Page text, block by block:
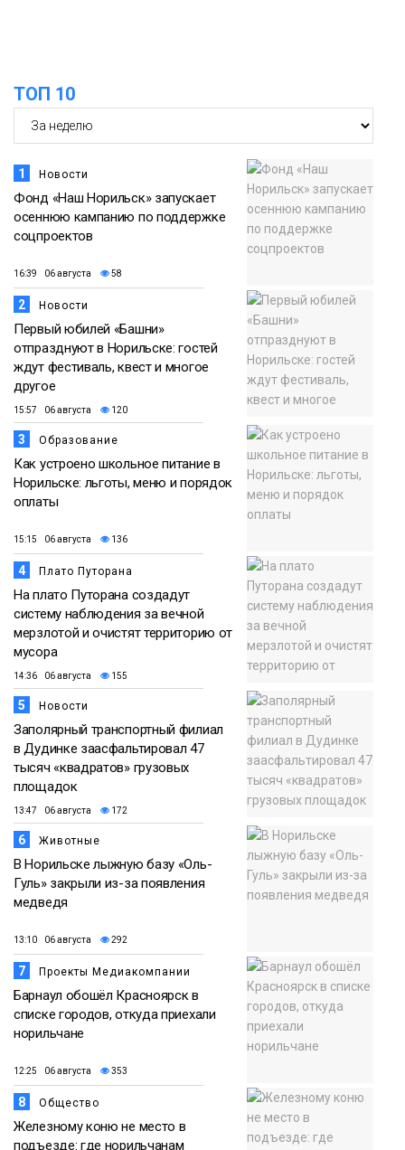
ТОП 10
1 Новости
Фонд «Наш Норильск» запускает
осеннюю кампанию по поддержке
соцпроектов
16:39 06 августа 58
2 Новости
Первый юбилей «Башни»
отпразднуют в Норильске: гостей
ждут фестиваль, квест и многое
другое
15:57 06 августа 120
3 Образование
Как устроено школьное питание в
Норильске: льготы, меню и порядок
оплаты
15:15 06 августа 136
4 Плато Путорана
На плато Путорана создадут
систему наблюдения за вечной
мерзлотой и очистят территорию от
мусора
14:36 06 августа 155
5 Новости
Заполярный транспортный филиал
в Дудинке заасфальтировал 47
тысяч «квадратов» грузовых
площадок
13:47 06 августа 172
6 Животные
В Норильске лыжную базу «Оль-
Гуль» закрыли из-за появления
медведя
13:10 06 августа 292
7 Проекты Медиакомпании
Барнаул обошёл Красноярск в
списке городов, откуда приехали
норильчане
12:25 06 августа 353
8 Общество
Железному коню не место в
подъезде: где норильчанам